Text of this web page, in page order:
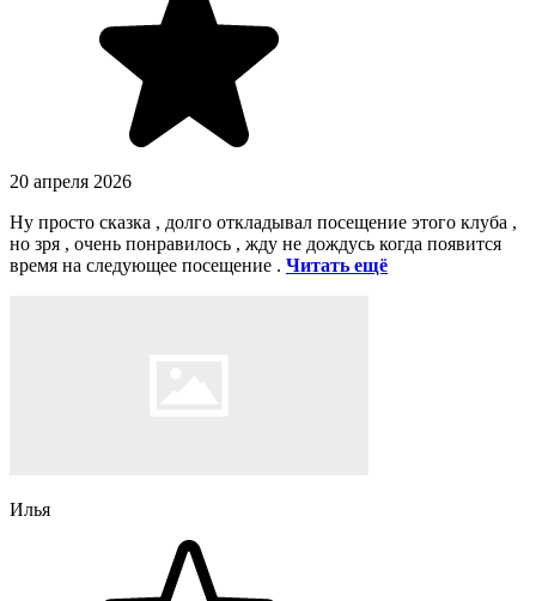
20 апреля 2026
Ну просто сказка , долго откладывал посещение этого клуба ,
но зря , очень понравилось , жду не дождусь когда появится
время на следующее посещение . Читать ещё
Илья